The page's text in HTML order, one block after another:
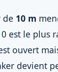
de 10 m
est le plus
ouvert
devient